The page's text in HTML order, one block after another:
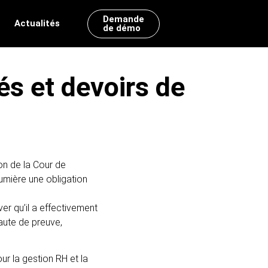
RH
outils de Reporting RH
Exploitez les données de Silae
Paie
La solution dédiée aux PME
Actualités
Demande
de démo
et devoirs de
de la Cour de
une obligation
qu’il a effectivement
de preuve,
la gestion RH et la